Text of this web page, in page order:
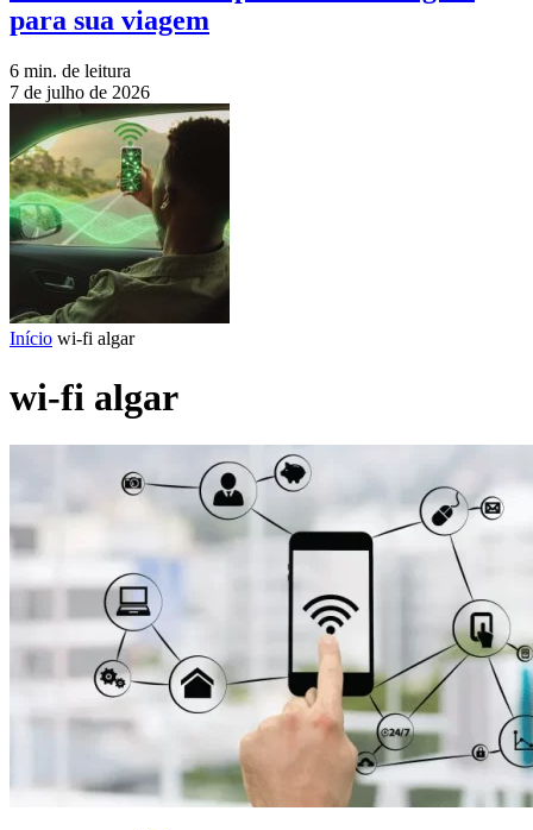
para sua viagem
6 min. de leitura
7 de julho de 2026
Início wi-fi algar
wi-fi algar